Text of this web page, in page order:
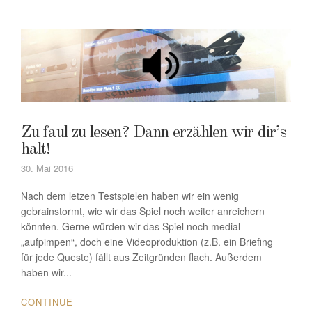
Zu faul zu lesen? Dann erzählen wir dir’s
halt!
30. Mai 2016
Nach dem letzen Testspielen haben wir ein wenig
gebrainstormt, wie wir das Spiel noch weiter anreichern
könnten. Gerne würden wir das Spiel noch medial
„aufpimpen“, doch eine Videoproduktion (z.B. ein Briefing
für jede Queste) fällt aus Zeitgründen flach. Außerdem
haben wir...
CONTINUE